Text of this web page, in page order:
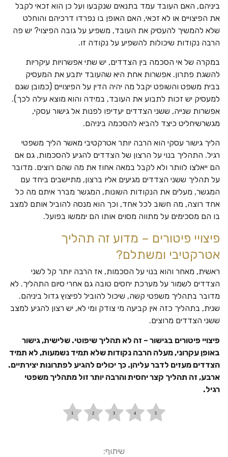
ביניהם, האם העובד עמד בתנאים שנקבעו ועל כן הוא זכאי לקבל
את הפיצויים או לא זכאי, האם האופן בו נפרדו דרכיהם והוחלט
שלא להמשיך להעסיק את העובד, משפיע על גובה הפיצוי? יש פה
הרבה נקודות שיכולות להשפיע על נקודה זו.
במקרה של אי הסכמה בין הצדדים, יש שתי אפשרויות עיקריות
להשגת פתרון. אפשרות אחת היא שהעובד יתבע את המעסיק
בבית משפט והשופט יקבל מה יהיה הדין על הפיצויים (כמובן שגם
למעסיק יש זכות לתבוע את העובד, במידה והוא מוצא עילה לכך).
אפשרות שנייה, ששני הצדדים יעדיפו לפנות אל גישור עסקי,
מגשרשיחליט כיצד להביא להסכמה ביניהם.
הליך גישור עסקי הוא הרבה יותר אטרקטיבי מאשר הליך משפטי
רגיל. התהליך בנוי על הרצון של הצדדים להגיע להסכמות, גם אם
הם ייאלצו לוותר ולא לקבל במאה אחוז את מה שהם רוצים. מדובר
על תהליך ששני הצדדים מגיעים אליו ברצון, מתיישבים ביחד עם
המגשר, מעלים את הנקודות השונות, המגשר מברר איתם מה כל
אחד רוצה, מה חשוב לכל אחד, וכך הוא מנסה להוביל אותם למצב
בו הם מסכימים על מתווה מסוים אותו הם יממשו בפועל.
פיצויי פיטורים – מדוע זה תהליך
אטרקטיבי ומשתלם?
ראשית, מאחר והוא בנוי על הסכמות, אז הרבה יותר קל לשני
הצדדים לשמור על מערכת יחסים טובה גם אחרי סיום התהליך. לא
מדובר בתהליך משפטי קשה, שיכול להוביל לפיצוץ גדול ביניהם.
שנית, בתהליך כזה אין קביעה מי צודק ומי לא, יש רצון להגיע למצב
ששני הצדדים מרוצים.
פיצויי פיטורים בגישור – זה לא תהליך שיפוטי. שלישית, גישור
באופן עקרוני, מעלה הרבה נקודות שלא תמיד נשמעות, לא תמיד
הצדדים מעזים לדבר עליהן. כך יכולים להגיע לפתרונות יצירתיים.
ארבע, זה תהליך קצר יחסית והרבה יותר זול מתהליך משפטי
רגיל.
שיתוף: